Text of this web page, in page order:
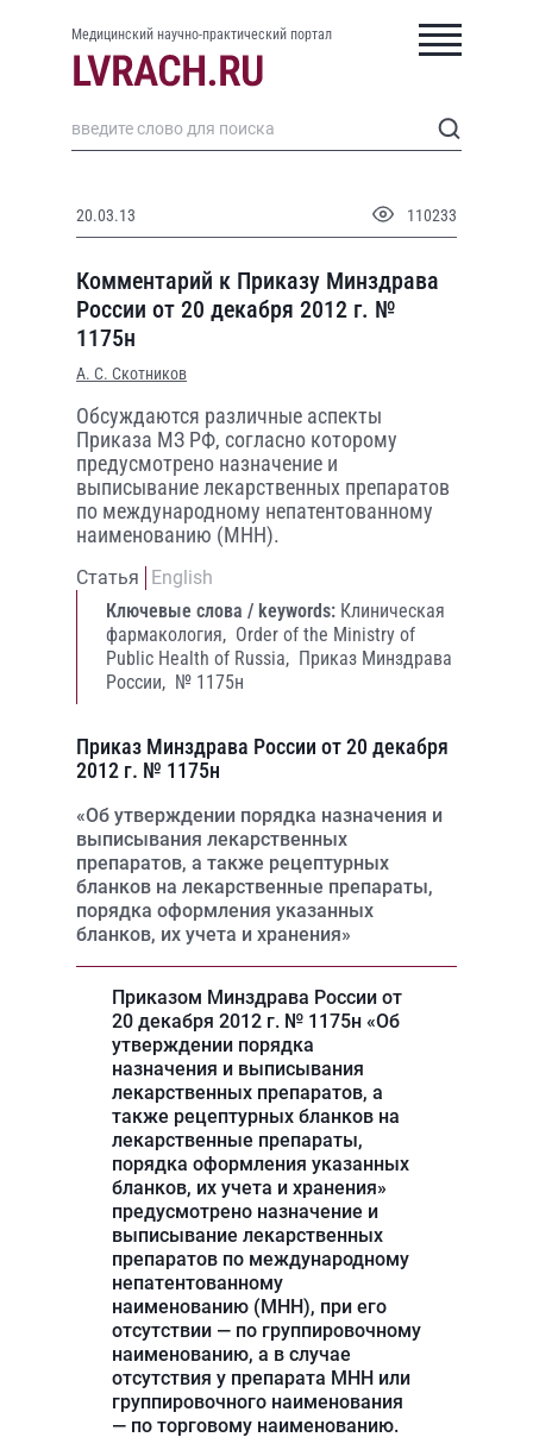
Медицинский научно-практический портал
20.03.13 110233
Комментарий к Приказу Минздрава
России от 20 декабря 2012 г. №
1175н
А. С. Скотников
Обсуждаются различные аспекты
Приказа МЗ РФ, согласно которому
предусмотрено назначение и
выписывание лекарственных препаратов
по международному непатентованному
наименованию (МНН).
Статья
English
Ключевые слова / keywords: Клиническая
фармакология, Order of the Ministry of
Public Health of Russia, Приказ Минздрава
России, № 1175н
Приказ Минздрава России от 20 декабря
2012 г. № 1175н
«Об утверждении порядка назначения и
выписывания лекарственных
препаратов, а также рецептурных
бланков на лекарственные препараты,
порядка оформления указанных
бланков, их учета и хранения»
Приказом Минздрава России от
20 декабря 2012 г. № 1175н «Об
утверждении порядка
назначения и выписывания
лекарственных препаратов, а
также рецептурных бланков на
лекарственные препараты,
порядка оформления указанных
бланков, их учета и хранения»
предусмотрено назначение и
выписывание лекарственных
препаратов по международному
непатентованному
наименованию (МНН), при его
отсутствии — по группировочному
наименованию, а в случае
отсутствия у препарата МНН или
группировочного наименования
— по торговому наименованию.